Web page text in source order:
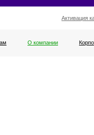
Активация
О компании